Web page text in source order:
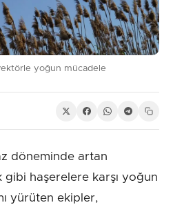
yoğun mücadele
döneminde artan
gibi haşerelere karşı yoğun
yürüten ekipler,